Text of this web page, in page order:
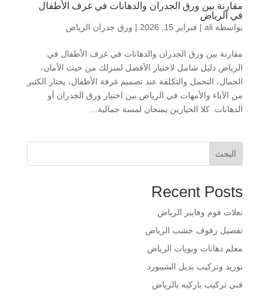
مقارنة بين ورق الجدران والدهانات في غرف الأطفال
في الرياض
بواسطة ali
| فبراير 15, 2026 | ورق جدران الرياض
مقارنة بين ورق الجدران والدهانات في غرف الأطفال في
الرياض دليل شامل لاختيار الأفضل لمنزلك من حيث الأمان،
الجمال، التحمل والتكلفة عند تصميم غرفة الأطفال، يحتار الكثير
من الآباء والأمهات في الرياض بين اختيار ورق الجدران أو
الدهانات. كلا الخيارين يمنحان لمسة جمالية...
البحث
Recent Posts
​نعلات فوم وفايبر الرياض
​تفصيل رفوف خشب الرياض
​معلم دهانات وبويات الرياض
​توريد وتركيب بديل الشيبورد
فني تركيب باركيه بالرياض